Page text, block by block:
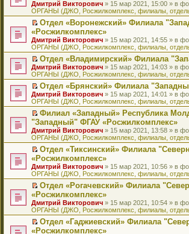
ю
б
щ
е
н
ю
м
у
с
о
б
щ
е
н
и
ю
т
а
н
н
м
у
с
о
о
б
щ
е
н
и
ю
п
р
о
ч
т
а
н
н
о
м
у
с
о
о
б
щ
е
н
и
ю
о
м
у
н
п
р
о
ч
и
т
а
н
н
о
м
у
с
о
о
б
щ
е
н
и
ю
к
п
е
р
о
м
у
н
е
п
р
о
ч
и
т
а
н
н
о
м
у
с
о
о
б
щ
е
н
и
ю
р
е
й
т
к
п
е
р
в
о
м
у
н
е
п
р
о
ч
и
т
а
н
н
о
м
у
с
о
о
б
щ
Дмитрий Викторович » 15 мар 2021, 15:00 » в
ОРГАНЫ (ДЖО, Росжилкомплекс, филиалы,
П
р
е
й
т
и
к
п
е
р
в
о
м
у
н
е
п
р
о
ч
и
т
а
н
н
о
м
у
Отдел «Воронежский» Филиала
«Росжилкомплекс»
Дмитрий Викторович » 15 мар 2021, 14:55 » в
ОРГАНЫ (ДЖО, Росжилкомплекс, филиалы,
П
е
р
е
й
т
и
к
п
е
р
в
о
м
у
н
е
п
р
о
ч
и
т
а
Отдел «Владимирский» Филиала
Дмитрий Викторович » 15 мар 2021, 14:03 » в
ОРГАНЫ (ДЖО, Росжилкомплекс, филиалы,
П
е
р
е
й
т
и
к
п
е
р
в
о
м
у
н
е
п
р
о
Отдел «Брянский» Филиала
Дмитрий Викторович » 15 мар 2021, 14:01 » в
ОРГАНЫ (ДЖО, Росжилкомплекс, филиалы,
П
е
р
е
й
т
к
п
е
р
о
м
у
н
Филиал «Западный» Республика
"Западный" ФГАУ «Росжилкомплекс»
Дмитрий Викторович » 15 мар 2021, 13:58 » в
ОРГАНЫ (ДЖО, Росжилкомплекс, филиалы,
П
р
е
й
т
к
п
е
р
Отдел «Тиксинский» Филиала
«Росжилкомплекс»
Дмитрий Викторович » 15 мар 2021, 10:56 » в
ОРГАНЫ (ДЖО, Росжилкомплекс, филиалы,
П
р
е
й
т
Отдел «Рогачевский» Филиала
«Росжилкомплекс»
Дмитрий Викторович » 15 мар 2021, 10:54 » в
ОРГАНЫ (ДЖО, Росжилкомплекс, филиалы,
П
Отдел «Гаджиевский» Филиала
«Росжилкомплекс»